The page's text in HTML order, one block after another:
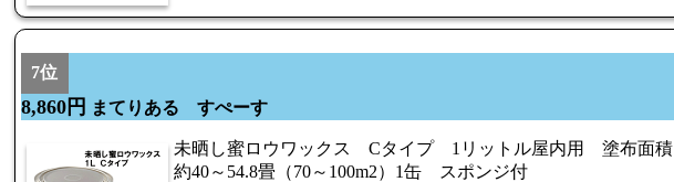
7位
8,860円 まてりある すぺーす
未晒し蜜ロウワックス Cタイプ 1リットル屋内用 塗布面積
約40～54.8畳（70～100m2）1缶 スポンジ付